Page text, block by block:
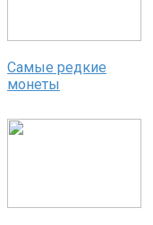
Самые редкие
монеты